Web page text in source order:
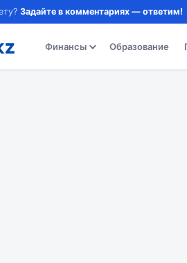
Задайте в комментариях — ответим!
Финансы Образование